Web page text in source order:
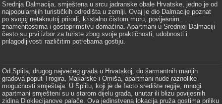
Srednja Dalmacija, smještena u srcu jadranske obale Hrvatske, jedno je od
najpopularnijih turističkih odredišta u zemlji. Ovaj je dio Dalmacije poznat
po svojoj netaknutoj prirodi, kristalno čistom moru, povijesnim
znamenitostima i gostoprimstvu domaćina. Apartmani u Srednjoj Dalmaciji
često su prvi izbor za turiste zbog svoje praktičnosti, udobnosti i
prilagodljivosti različitim potrebama gostiju.
Od Splita, drugog najvećeg grada u Hrvatskoj, do šarmantnih manjih
gradova poput Trogira, Makarske i Omiša, apartmani nude raznolike
mogućnosti smještaja. U Splitu, koji je de facto središte regije, mnogi
apartmani smješteni su u starom dijelu grada, unutar ili blizu povijesnih
zidina Dioklecijanove palače. Ova jedinstvena lokacija pruža gostima priliku